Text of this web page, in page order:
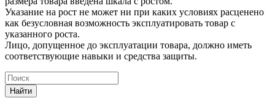
Указание на рост не может ни при каких условиях расценено
как безусловная возможность эксплуатировать товар с
указанного роста.
Лицо, допущенное до эксплуатации товара, должно иметь
соответствующие навыки и средства защиты.
Найти